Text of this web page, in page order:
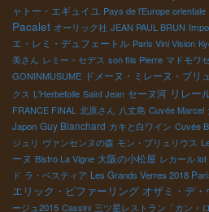
ャトー・エギュイユ Pays de l'Europe orientale
Pacalet オーリック社 JEAN PAUL BRUN
エ・レミ・デュフェートル Paris Vini Vision
美さん レミー・セデス son fils Pierre マドモワ
GONINMUSUME ドメーヌ・ミレーヌ・ブリュ
クス L'Herbefolle Saint Jean セーヌ河 リレー
FRANCE FINAL 北原さん 八丈島 Cuvée Marcel
Japon Guy Blanchard カキと白ワイン Cuvée
ジュリ ヴァンセンヌの森 モン・ブリュリウス
ーヌ Bistro La Vigne 大阪の小松屋 レカール
ド ラ・ベスティア Les Grands Verres 2018
エリック・ピファーリング オザミ・デ・
ージュ2015 Cassini 三ツ星レストラン「カン・ロ